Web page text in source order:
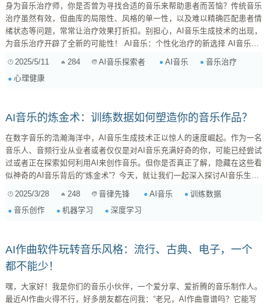
身为音乐治疗师，你是否曾为寻找合适的音乐来帮助患者而苦恼？传统音乐
治疗虽然有效，但曲库的局限性、风格的单一性，以及难以精确匹配患者情
绪状态等问题，常常让治疗效果打折扣。别担心，AI音乐生成技术的出现，
为音乐治疗开辟了全新的可能性！ AI音乐：个性化治疗的新选择 AI音乐生
构、情感表达方式，并在此基础上创作出全新的音乐作品。这意味着，我们
可以利用AI创造出真正个性化的音乐，精准满足患者的治疗需求。 1. 情绪
2025/5/11 284 AI音乐探索者 AI音乐
音乐治疗
心理健康
AI音乐的炼金术：训练数据如何塑造你的音乐作品？
在数字音乐的浩瀚海洋中，AI音乐生成技术正以惊人的速度崛起。作为一名
音乐人、音频行业从业者或者仅仅是对AI音乐充满好奇的你，可能已经尝试
过或者正在探索如何利用AI来创作音乐。但你是否真正了解，隐藏在这些看
似神奇的AI音乐背后的“炼金术”？今天，就让我们一起深入探讨AI音乐生成
训练数据：AI音乐的“营养餐” 什么是训练数据？ 简单来说，训练数据就是
喂给AI音乐生成模型的“营养餐”。这些数据可以...
2025/3/28 248 音律先锋 AI音乐
训练数据
音乐创作
机器学习 深度学习
AI作曲软件玩转音乐风格：流行、古典、电子，一个
都不能少！
嘿，大家好！我是你们的音乐小伙伴，一个爱分享、爱折腾的音乐制作人。
最近AI作曲火得不行，好多朋友都在问我：“老兄，AI作曲靠谱吗？它能写